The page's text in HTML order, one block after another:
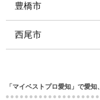
豊橋市
西尾市
「マイベストプロ愛知」で愛